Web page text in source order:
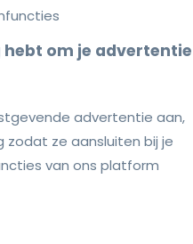
om je advertentie
advertentie aan,
zodat ze aansluiten bij je
van ons platform